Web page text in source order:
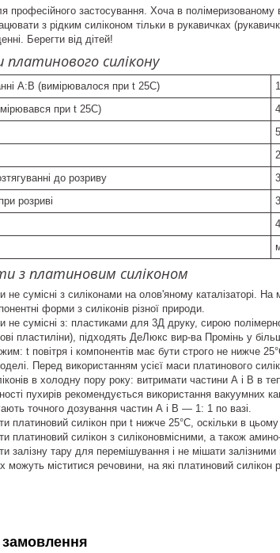
професійного застосування. Хоча в полімеризованому
з рідким силіконом тільки в рукавичках
Берегти від дітей!
силікону
А:В (вимірювалося при t 25C)
при t 25C)
до розриву
розриві
з платиновим силіконом
не сумісні з силіконами на олов'яному каталізаторі.
На
форми з силіконів різної природи.
не сумісні з: пластиками для 3Д друку, сирою
пластиліни), підходять ДеЛюкс вир-ва Промінь у
t повітря і компонентів має бути строго не нижче
Перед використанням усієї маси платинового
в холодну пору року: витримати частини А і В в
пухирів рекомендується використання вакуумних
точного дозування частин А і В ― 1: 1 по вазі.
платиновий силікон при t нижче 25°С, оскільки в
платиновий силікон з силіконовмісними, а також
залізну тару для перемішування і не мішати
можуть міститися речовини, на які платиновий